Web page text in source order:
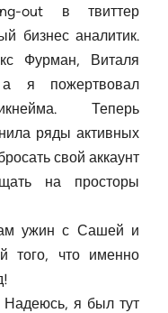
out в твиттер
бизнес аналитик.
Фурман, Виталя
я пожертвовал
Теперь
ряды активных
свой аккаунт
на просторы
ужин с Сашей и
того, что именно
Надеюсь, я был тут